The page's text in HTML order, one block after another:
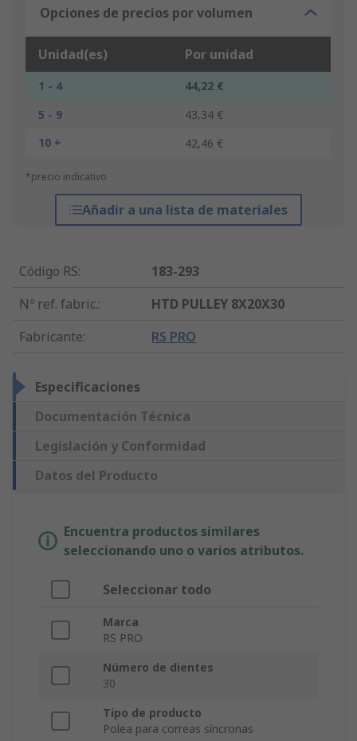
Opciones de precios por volumen
Unidad(es) Por unidad
1 - 4
44,22 €
5 - 9
43,34 €
10 +
42,46 €
*precio indicativo
Añadir a una lista de materiales
Código RS:
183-293
Nº ref. fabric.:
HTD PULLEY 8X20X30
Fabricante: RS PRO
Especificaciones
Documentación Técnica
Legislación y Conformidad
Datos del Producto
Encuentra productos similares
seleccionando uno o varios atributos.
Seleccionar todo
Marca
RS PRO
Número de dientes
30
Tipo de producto
Polea para correas síncronas